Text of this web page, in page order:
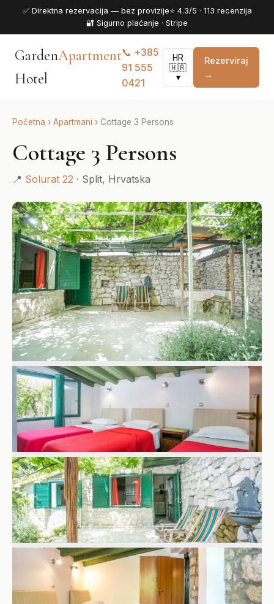
✅ Direktna rezervacija — bez provizije⭐ 4.3/5 · 113 recenzija
🔐 Sigurno plaćanje · Stripe
GardenApartment
Hotel
📞 +385
91 555
0421
HR
🇭🇷
▾
Rezerviraj
→
Početna › Apartmani › Cottage 3 Persons
Cottage 3 Persons
📍 Solurat 22 · Split, Hrvatska